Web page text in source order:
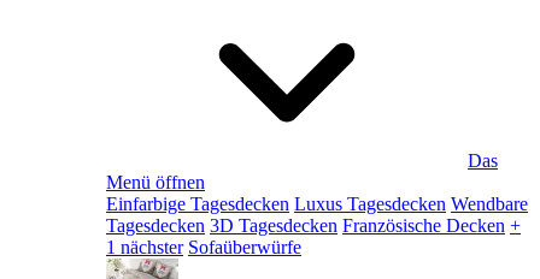
Das
Menü öffnen
Einfarbige Tagesdecken Luxus Tagesdecken Wendbare
Tagesdecken 3D Tagesdecken Französische Decken +
1 nächster Sofaüberwürfe